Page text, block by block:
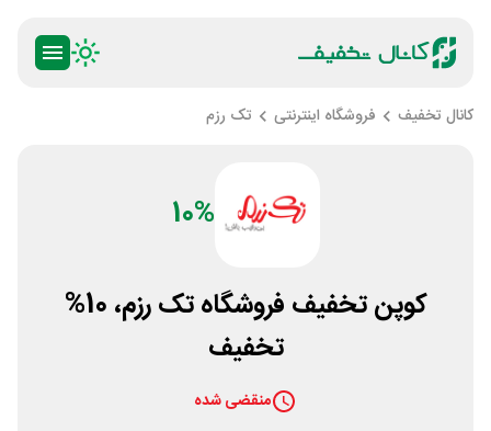
کانال تخفیف فروشگاه اینترنتی تک رزم
10%
کوپن تخفیف فروشگاه تک رزم، 10%
تخفیف
منقضی شده